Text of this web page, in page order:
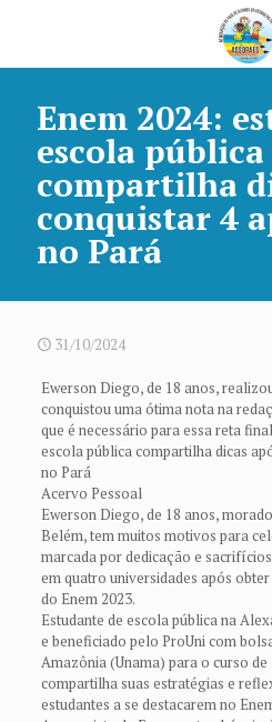
Enem 2024:
escola pública
compartilha
conquistar 4
no Pará
31/10/2024
Ewerson Diego, de 18 anos,
conquistou uma ótima nota na
que é necessário para essa reta
escola pública compartilha dicas
no Pará
Acervo Pessoal
Ewerson Diego, de 18 anos,
Belém, tem muitos motivos para
marcada por dedicação e
em quatro universidades após
do Enem 2023.
Estudante de escola pública na
e beneficiado pelo ProUni com
Amazônia (Unama) para o curso
compartilha suas estratégias e
estudantes a se destacarem no